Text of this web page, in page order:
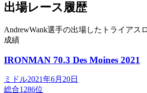
出場レース履歴
AndrewWank選手の出場したトライアス
成績
IRONMAN 70.3 Des Moines 2021
ミドル2021年6月20日
総合1286位